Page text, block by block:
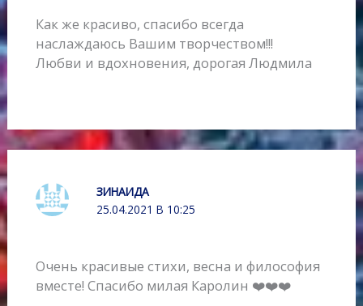
Как же красиво, спасибо всегда
наслаждаюсь Вашим творчеством!!!
Любви и вдохновения, дорогая Людмила
ЗИНАИДА
25.04.2021 В 10:25
Очень красивые стихи, весна и философия
вместе! Спасибо милая Каролин ❤️❤️❤️